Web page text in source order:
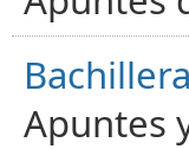
Apuntes